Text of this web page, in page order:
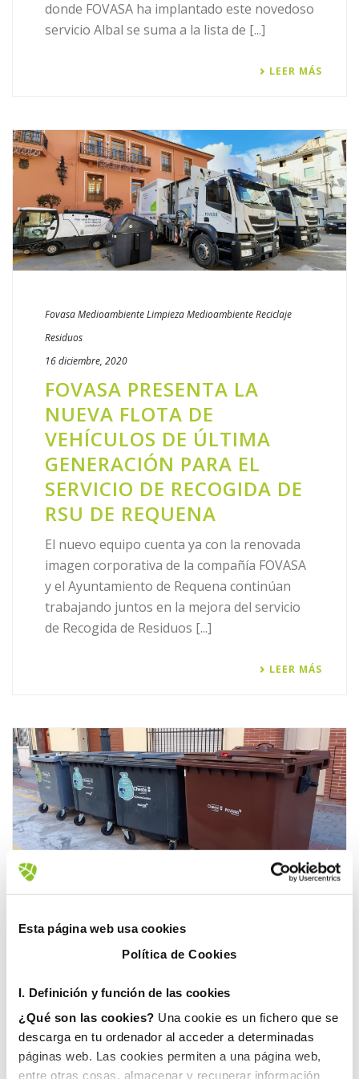
Esta página web usa cookies
Política de Cookies
I. Definición y función de las cookies
¿Qué son las cookies? Una cookie es un fichero que se
descarga en tu ordenador al acceder a determinadas
páginas web. Las cookies permiten a una página web,
entre otras cosas, almacenar y recuperar información
donde FOVASA ha implantado este novedoso
servicio Albal se suma a la lista de [...]
LEER MÁS
Fovasa MedioambienteLimpiezaMedioambienteReciclaje
Residuos
16 diciembre, 2020
FOVASA PRESENTA LA
NUEVA FLOTA DE
VEHÍCULOS DE ÚLTIMA
GENERACIÓN PARA EL
SERVICIO DE RECOGIDA DE
RSU DE REQUENA
El nuevo equipo cuenta ya con la renovada
imagen corporativa de la compañía FOVASA
y el Ayuntamiento de Requena continúan
trabajando juntos en la mejora del servicio
de Recogida de Residuos [...]
LEER MÁS
Medioambiente Reciclaje
FOVASA CONSOLIDA SU
PRESENCIA EN CHESTE
AMPLIANDO LOS
SERVICIOS PRESTADOS EN